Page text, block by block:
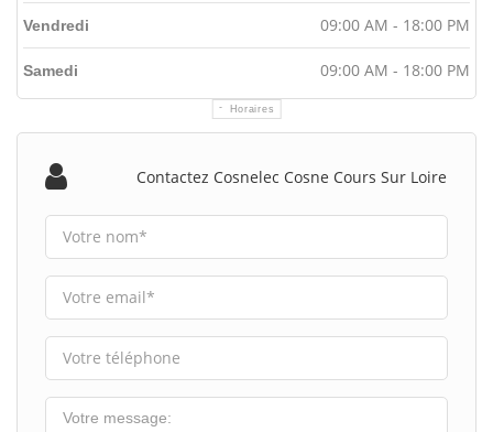
Horaires
Vendredi 09:00 AM - 18:00 PM
Samedi 09:00 AM - 18:00 PM
Contactez Cosnelec Cosne Cours Sur Loire